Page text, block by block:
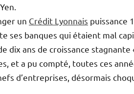
un Crédit Lyonnais puissance
ses banques qui étaient mal
dix ans de croissance stagnante «
et a pu compté, toutes ces
d’entreprises, désormais